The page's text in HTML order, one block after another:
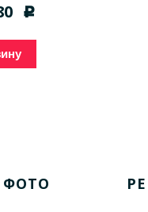
c
ФОТО